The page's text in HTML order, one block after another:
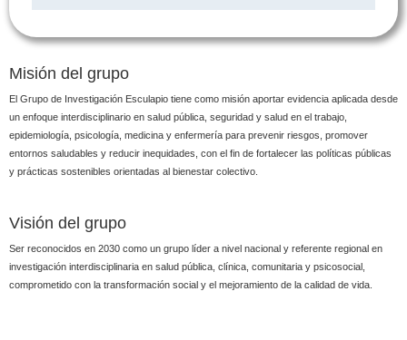
Misión del grupo
El Grupo de Investigación Esculapio tiene como misión aportar evidencia aplicada desde
un enfoque interdisciplinario en salud pública, seguridad y salud en el trabajo,
epidemiología, psicología, medicina y enfermería para prevenir riesgos, promover
entornos saludables y reducir inequidades, con el fin de fortalecer las políticas públicas
y prácticas sostenibles orientadas al bienestar colectivo.
Visión del grupo
Ser reconocidos en 2030 como un grupo líder a nivel nacional y referente regional en
investigación interdisciplinaria en salud pública, clínica, comunitaria y psicosocial,
comprometido con la transformación social y el mejoramiento de la calidad de vida.